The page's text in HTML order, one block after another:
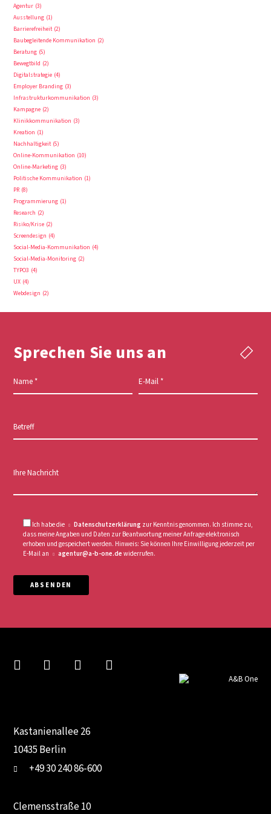
Agentur 3
Ausstellung 1
Barrierefreiheit 2
Baubegleitende Kommunikation 2
Beratung 5
Bewegtbild 2
Digitalstrategie 4
Employer Branding 3
Infrastrukturkommunikation 3
Kampagne 2
Klinikkommunikation 3
Kreation 1
Nachhaltigkeit 5
Online-Kommunikation 10
Online-Marketing 3
Politische Kommunikation 1
PR 8
Programmierung 1
Research 2
Risiko/Krise 2
Screendesign 4
Social-Media-Kommunikation 4
Social-Media-Monitoring 2
TYPO3 4
UX 4
Webdesign 2
Sprechen Sie uns an
Name * E-Mail *
Betreff
Ihre Nachricht
Ich habe die Datenschutzerklärung zur Kenntnis genommen. Ich stimme zu,
dass meine Angaben und Daten zur Beantwortung meiner Anfrage elektronisch
erhoben und gespeichert werden. Hinweis: Sie können Ihre Einwilligung jederzeit per
E-Mail an
agentur@a-b-one.de widerrufen.
ABSENDEN
Kastanienallee 26
10435 Berlin
+49 30 240 86-600
Clemensstraße 10